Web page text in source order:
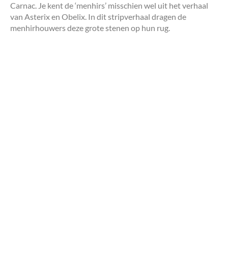
Carnac. Je kent de ‘menhirs’ misschien wel uit het verhaal
van Asterix en Obelix. In dit stripverhaal dragen de
menhirhouwers deze grote stenen op hun rug.